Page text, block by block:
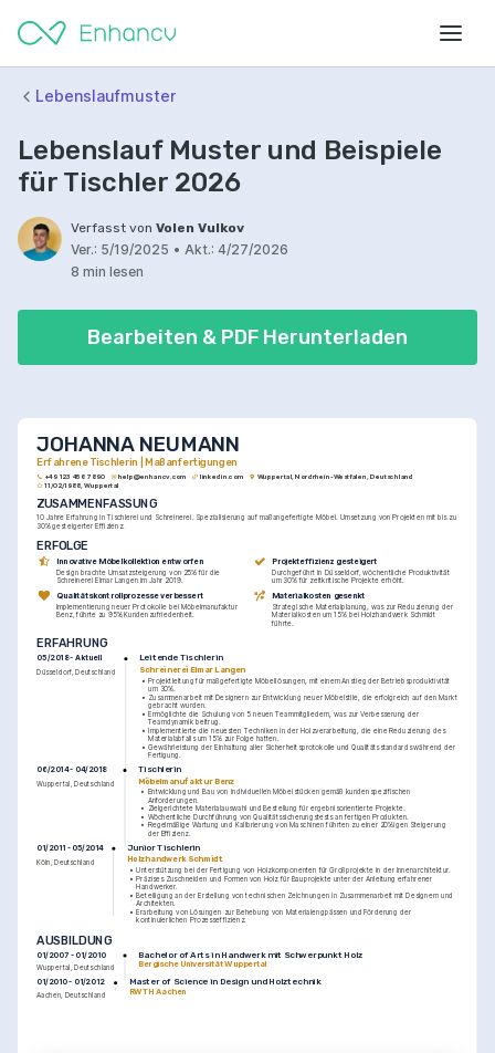
Lebenslaufmuster
Lebenslauf Muster und Beispiele
für Tischler 2026
Verfasst von Volen Vulkov
Ver.: 5/19/2025 • Akt.: 4/27/2026
8 min lesen
Bearbeiten & PDF Herunterladen
JOHANNA NEUMANN
Erfahrene Tischlerin | Maßanfertigungen
+49 123 456 7890 help@enhancv.com linkedin.com
Wuppertal, Nordrhein-Westfalen, Deutschland
11/02/1988, Wuppertal
ZUSAMMENFASSUNG
10 Jahre Erfahrung in Tischlerei und Schreinerei. Spezialisierung auf maßangefertigte Möbel. Umsetzung von Projekten mit bis zu
30% gesteigerter Effizienz.
ERFOLGE
Innovative Möbelkollektion entworfen
Design brachte Umsatzsteigerung von 25% für die
Schreinerei Elmar Langen im Jahr 2019.
Projekteffizienz gesteigert
Durchgeführt in Düsseldorf, wöchentliche Produktivität
um 30% für zeitkritische Projekte erhöht.
Qualitätskontrollprozesse verbessert
Implementierung neuer Protokolle bei Möbelmanufaktur
Benz, führte zu 95% Kundenzufriedenheit.
Materialkosten gesenkt
Strategische Materialplanung, was zur Reduzierung der
Materialkosten um 15% bei Holzhandwerk Schmidt
führte.
ERFAHRUNG
05/2018 - Aktuell
Düsseldorf, Deutschland
Leitende Tischlerin
Schreinerei Elmar Langen
• Projektleitung für maßgefertigte Möbellösungen, mit einem Anstieg der Betriebsproduktivität
um 30%.
• Zusammenarbeit mit Designern zur Entwicklung neuer Möbelstile, die erfolgreich auf den Markt
gebracht wurden.
• Ermöglichte die Schulung von 5 neuen Teammitgliedern, was zur Verbesserung der
Teamdynamik beitrug.
• Implementierte die neuesten Techniken in der Holzverarbeitung, die eine Reduzierung des
Materialabfalls um 15% zur Folge hatten.
• Gewährleistung der Einhaltung aller Sicherheitsprotokolle und Qualitätsstandards während der
Fertigung.
06/2014 - 04/2018
Wuppertal, Deutschland
Tischlerin
Möbelmanufaktur Benz
• Entwicklung und Bau von individuellen Möbelstücken gemäß kundenspezifischen
Anforderungen.
•
Zielgerichtete Materialauswahl und Bestellung für ergebnisorientierte Projekte.
• Wöchentliche Durchführung von Qualitätssicherungstests an fertigen Produkten.
• Regelmäßige Wartung und Kalibrierung von Maschinen führten zu einer 20%igen Steigerung
der Effizienz.
01/2011 - 05/2014
Köln, Deutschland
Junior Tischlerin
Holzhandwerk Schmidt
• Unterstützung bei der Fertigung von Holzkomponenten für Großprojekte in der Innenarchitektur.
• Präzises Zuschneiden und Formen von Holz für Bauprojekte unter der Anleitung erfahrener
Handwerker.
• Beteiligung an der Erstellung von technischen Zeichnungen in Zusammenarbeit mit Designern und
Architekten.
• Erarbeitung von Lösungen zur Behebung von Materialengpässen und Förderung der
kontinuierlichen Prozesseffizienz.
AUSBILDUNG
01/2007 - 01/2010
Wuppertal, Deutschland
Bachelor of Arts in Handwerk mit Schwerpunkt Holz
Bergische Universität Wuppertal
01/2010 - 01/2012
Aachen, Deutschland
Master of Science in Design und Holztechnik
RWTH Aachen